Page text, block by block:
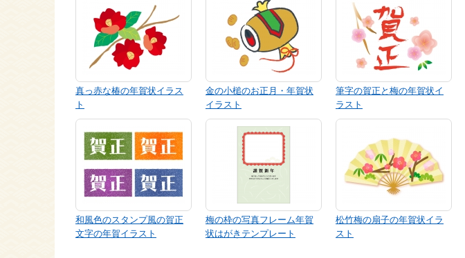
真っ赤な椿の年賀状イラス
ト
金の小槌のお正月・年賀状
イラスト
筆字の賀正と梅の年賀状イ
ラスト
和風色のスタンプ風の賀正
文字の年賀イラスト
梅の枠の写真フレーム年賀
状はがきテンプレート
松竹梅の扇子の年賀状イラ
スト